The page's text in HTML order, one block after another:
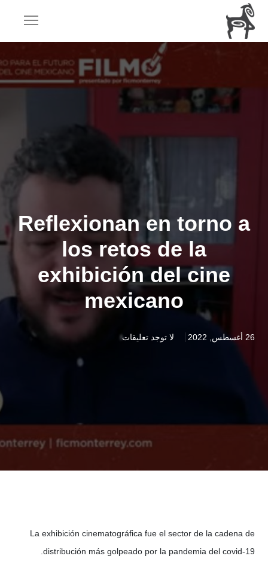
Reflexionan en torno a
los retos de la
exhibición del cine
mexicano
26 أغسطس, 2022 لا توجد تعليقات
La exhibición cinematográfica fue el sector de la cadena de
distribución más golpeado por la pandemia del covid-19.